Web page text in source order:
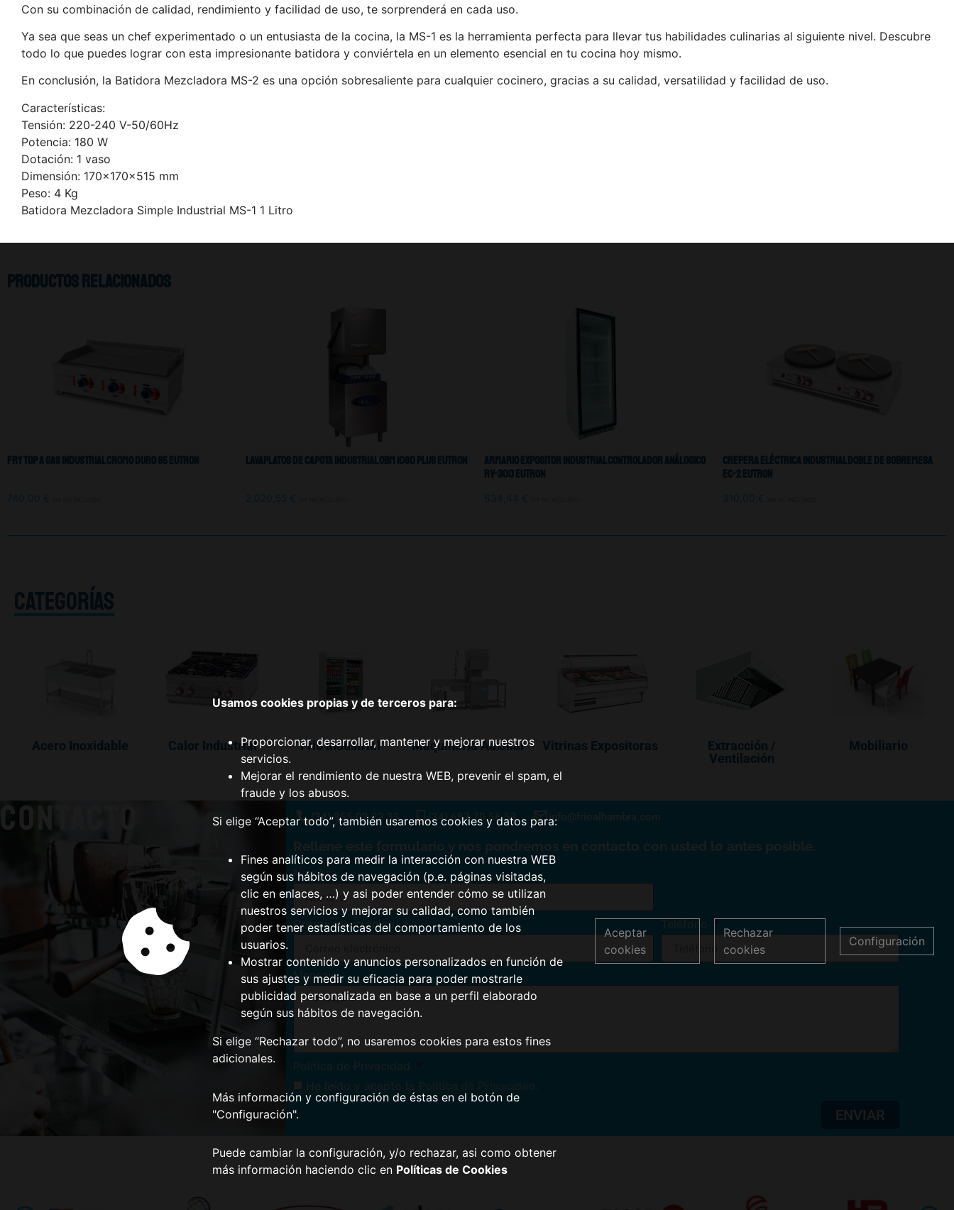
Con su combinación de calidad, rendimiento y facilidad de uso, te sorprenderá en cada uso.
Ya sea que seas un chef experimentado o un entusiasta de la cocina, la MS-1 es la herramienta perfecta para llevar tus habilidades culinarias al siguiente nivel. Descubre
todo lo que puedes lograr con esta impresionante batidora y conviértela en un elemento esencial en tu cocina hoy mismo.
En conclusión, la Batidora Mezcladora MS-2 es una opción sobresaliente para cualquier cocinero, gracias a su calidad, versatilidad y facilidad de uso.
Características:
Tensión: 220-240 V-50/60Hz
Potencia: 180 W
Dotación: 1 vaso
Dimensión: 170x170x515 mm
Peso: 4 Kg
Batidora Mezcladora Simple Industrial MS-1 1 Litro
Productos relacionados
Fry Top A Gas Industrial Cromo Duro 95 Eutron
740,00 €
Lavaplatos De Capota Industrial OBM 1080 Plus Eutron
2.020,55 €
Armario Expositor Industrial Controlador análogico
RV-300 Eutron
634,44 €
Crepera Eléctrica Industrial Doble De Sobremesa
EC-2 Eutron
310,00 €
CATEGORÍAS
Acero Inoxidable Calor Industrial Frio Industrial Maquinaría Auxiliar Vitrinas Expositoras
Extracción /
Ventilación
Mobiliario
CONTACTO (34) 955 09 22 33 (34) 687 70 56 53 info@frioalhambra.com
Rellene este formulario y nos pondremos en contacto con usted lo antes posible.
Nombre
Correo electrónico Teléfono
Mensaje
Política de Privacidad
He leído y acepto la
ENVIAR
Usamos cookies propias y de terceros para:
Proporcionar, desarrollar, mantener y mejorar nuestros
servicios.
Mejorar el rendimiento de nuestra WEB, prevenir el spam, el
fraude y los abusos.
Si elige “Aceptar todo”, también usaremos cookies y datos para:
Fines analíticos para medir la interacción con nuestra WEB
según sus hábitos de navegación (p.e. páginas visitadas,
clic en enlaces, …) y asi poder entender cómo se utilizan
nuestros servicios y mejorar su calidad, como también
poder tener estadísticas del comportamiento de los
usuarios.
Mostrar contenido y anuncios personalizados en función de
sus ajustes y medir su eficacia para poder mostrarle
publicidad personalizada en base a un perfil elaborado
según sus hábitos de navegación.
Si elige “Rechazar todo”, no usaremos cookies para estos fines
adicionales.
Más información y configuración de éstas en el botón de
"Configuración".
Puede cambiar la configuración, y/o rechazar, asi como obtener
más información haciendo clic en Políticas de Cookies
Aceptar
cookies
Rechazar
cookies
Configuración